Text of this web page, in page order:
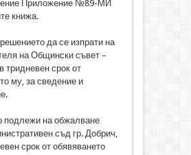
Приложение №89-МИ
книжа.
да се изпрати на
на Общински съвет –
тридневен срок от
му, за сведение и
подлежи на обжалване
съд гр. Добрич,
срок от обявяването